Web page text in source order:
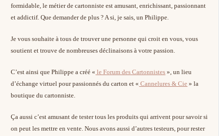
formidable, le métier de cartonniste est amusant, enrichissant, passionnant
et addictif. Que demander de plus ? A si, je sais, un Philippe.
Je vous souhaite à tous de trouver une personne qui croit en vous, vous
soutient et trouve de nombreuses déclinaisons à votre passion.
C’est ainsi que Philippe a créé « le Forum des Cartonnistes », un lieu
d’échange virtuel pour passionnés du carton et « Cannelures & Cie » la
boutique du cartonniste.
Ça aussi c’est amusant de tester tous les produits qui arrivent pour savoir si
on peut les mettre en vente. Nous avons aussi d’autres testeurs, pour rester